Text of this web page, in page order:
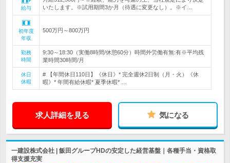
給与
いたします。※試用期間3か月（待遇に変更なし）。※イ…
初年度
年収
500万円～800万円
勤務
時間
9:30～18:30（実働8時間/休憩60分）時間外労働有無:有※平均残
業時間30時間/月
休日
休暇
# 【年間休日110日】《休日》* 完全週休2日制（月・火）《休
暇》* 年間有給休暇* 夏季休暇* …
求人詳細を見る 気になる
一建設株式会社 | 飯田グループHDの安定した経営基盤｜各種手当・資格取
得支援充実